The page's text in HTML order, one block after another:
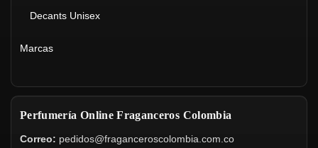
Decants Unisex
Marcas
Perfumería Online Fraganceros Colombia
Correo: pedidos@fraganceroscolombia.com.co